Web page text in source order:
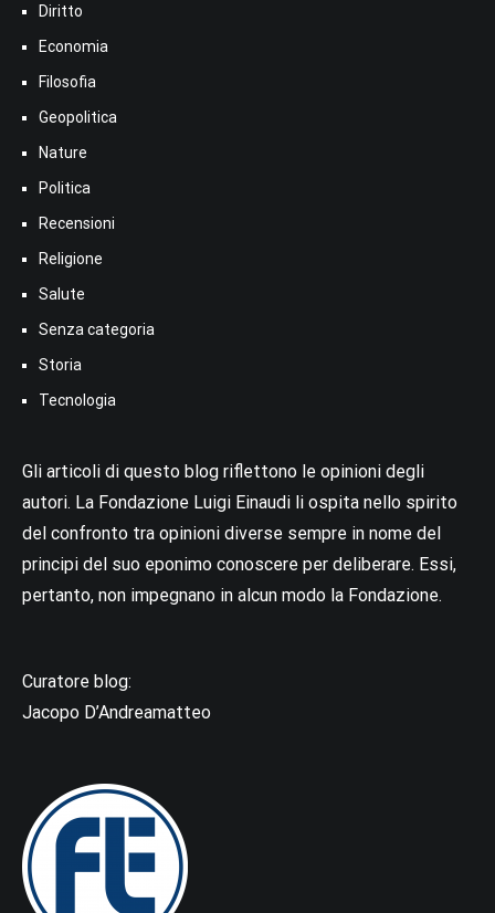
Diritto
Economia
Filosofia
Geopolitica
Nature
Politica
Recensioni
Religione
Salute
Senza categoria
Storia
Tecnologia
Gli articoli di questo blog riflettono le opinioni degli
autori. La Fondazione Luigi Einaudi li ospita nello spirito
del confronto tra opinioni diverse sempre in nome del
principi del suo eponimo conoscere per deliberare. Essi,
pertanto, non impegnano in alcun modo la Fondazione.
Curatore blog:
Jacopo D’Andreamatteo